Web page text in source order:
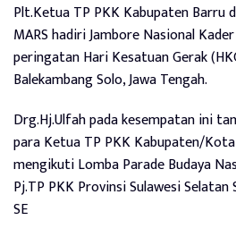
Plt.Ketua TP PKK Kabupaten Barru
MARS hadiri Jambore Nasional
peringatan Hari Kesatuan Gerak
Balekambang Solo, Jawa Tengah.
Drg.Hj.Ulfah pada kesempatan ini
para Ketua TP PKK Kabupaten/
mengikuti Lomba Parade Budaya
Pj.TP PKK Provinsi Sulawesi
SE